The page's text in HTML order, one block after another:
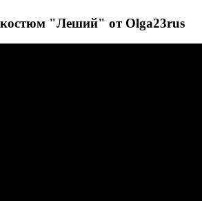
"Леший" от Olga23rus